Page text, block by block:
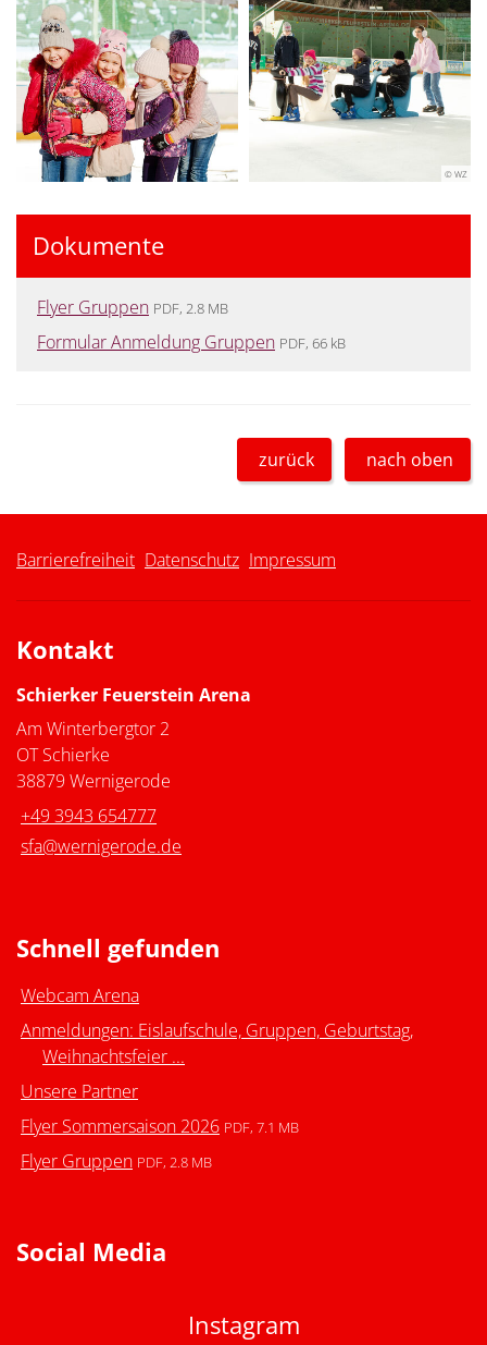
© WZ
Dokumente
Flyer Gruppen PDF, 2.8 MB
Formular Anmeldung Gruppen PDF, 66 kB
zurück nach oben
Barrierefreiheit Datenschutz Impressum
Kontakt
Schierker Feuerstein Arena
Am Winterbergtor 2
OT Schierke
38879 Wernigerode
+49 3943 654777
sfa@wernigerode.de
Schnell gefunden
Webcam Arena
Anmeldungen: Eislaufschule, Gruppen, Geburtstag,
Weihnachtsfeier ...
Unsere Partner
Flyer Sommersaison 2026 PDF, 7.1 MB
Flyer Gruppen PDF, 2.8 MB
Social Media
Instagram